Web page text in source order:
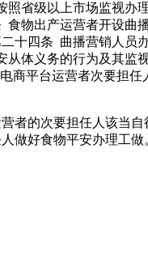
省级以上市场监视办
物出产运营者开设曲
十四条 曲播营销人员
体义务的行为及其监
商平台运营者次要担任
者的次要担任人该当自
做好食物平安办理工做